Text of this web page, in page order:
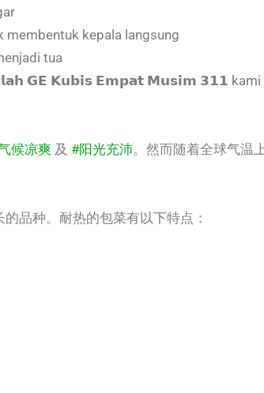
membentuk kepala langsung
tua
𝗚𝗘 𝗞𝘂𝗯𝗶𝘀 𝗘𝗺𝗽𝗮𝘁 𝗠𝘂𝘀𝗶𝗺 𝟯𝟭𝟭 kami
候凉爽 及 #阳光充沛。然而随着全球气温
品种。耐热的包菜有以下特点：